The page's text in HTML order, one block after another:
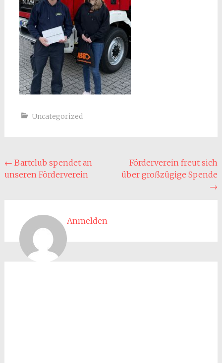
Uncategorized
Beitragsnavigation
← Bartclub spendet an
unseren Förderverein
Förderverein freut sich
über großzügige Spende
→
Anmelden